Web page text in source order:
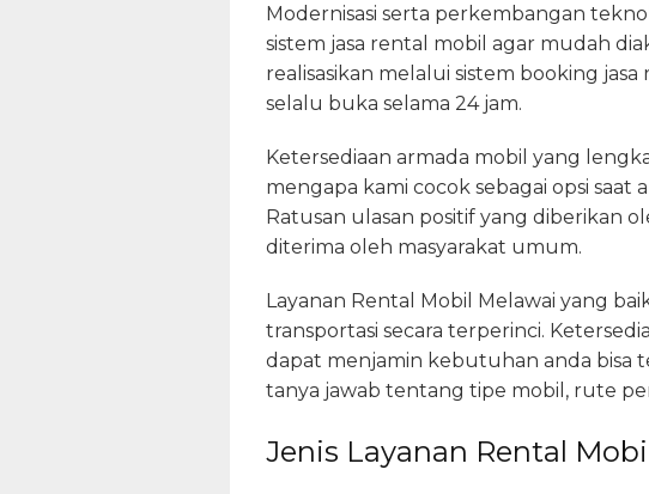
Modernisasi serta perkembangan
sistem jasa rental mobil agar mudah
realisasikan melalui sistem booking
selalu buka selama 24 jam.
Ketersediaan armada mobil yang
mengapa kami cocok sebagai opsi
Ratusan ulasan positif yang diberikan
diterima oleh masyarakat umum.
Layanan Rental Mobil Melawai yang
transportasi secara terperinci.
dapat menjamin kebutuhan anda bisa
tanya jawab tentang tipe mobil, rute
Jenis Layanan Rental